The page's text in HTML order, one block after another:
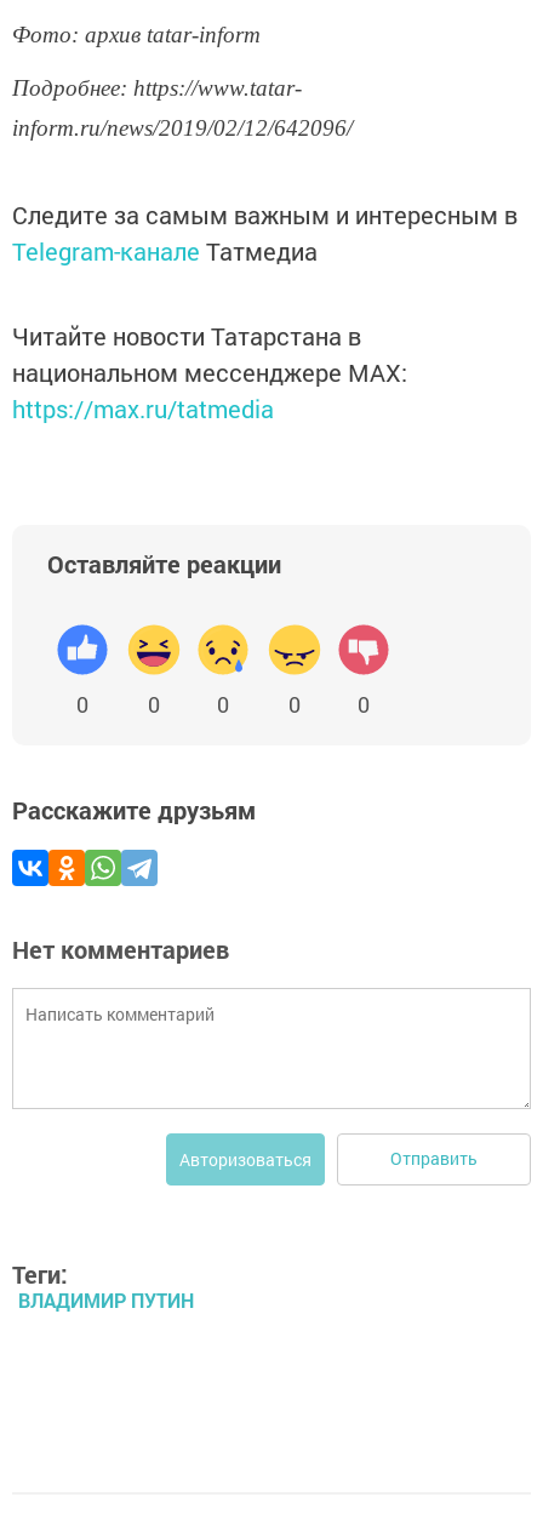
Фото: архив tatar-inform
Подробнее: https://www.tatar-
inform.ru/news/2019/02/12/642096/
Следите за самым важным и интересным в
Telegram-канале Татмедиа
Читайте новости Татарстана в
национальном мессенджере MАХ:
https://max.ru/tatmedia
Оставляйте реакции
0 0 0 0 0
Расскажите друзьям
Нет комментариев
Авторизоваться Отправить
Теги:
ВЛАДИМИР ПУТИН